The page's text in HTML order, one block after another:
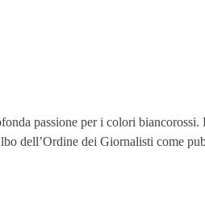
passione per i colori
dell’Ordine dei Giornalisti come